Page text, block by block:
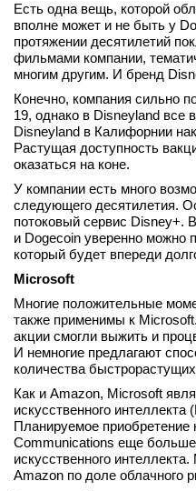
Есть одна вещь, которой
вполне может и не быть у
протяжении десятилетий
фильмами компании,
многим другим. И бренд
Конечно, компания сильно
19, однако в Disneyland все
Disneyland в Калифорнии
Растущая доступность
оказаться на коне.
У компании есть много
следующего десятилетия.
потоковый сервис Disney+.
и Dogecoin уверенно можно
который будет впереди
Microsoft
Многие положительные
также применимы к
акции смогли выжить и
И немногие предлагают
количества
Как и Amazon, Microsoft
искусственного
Планируемое приобретение
Communications еще больше
искусственного
Amazon по доле облачного